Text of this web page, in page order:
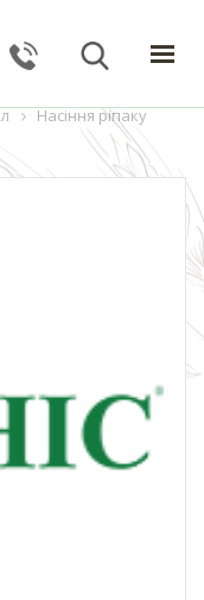
Підлісна, 27
Насіння ріпаку